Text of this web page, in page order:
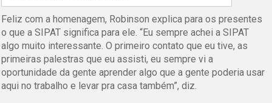
Feliz com a homenagem, Robinson explica para os presentes
o que a SIPAT significa para ele. “Eu sempre achei a SIPAT
algo muito interessante. O primeiro contato que eu tive, as
primeiras palestras que eu assisti, eu sempre vi a
oportunidade da gente aprender algo que a gente poderia usar
aqui no trabalho e levar pra casa também”, diz.